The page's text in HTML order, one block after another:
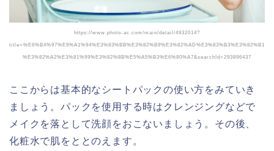
https://www.photo-ac.com/main/detail/4932014?
title=%E6%B4%97%E9%A1%94%E3%83%BB%E3%82%B9%E3%82%AD%E3%83%B3%E3%82%B1
%E3%82%A2%E3%81%99%E3%82%8B%E5%A5%B3%E6%80%A7&searchId=293896437
ここからは基本的なシートパックの使い方をみていき
ましょう。パックを使用する時はクレンジングなどで
メイクを落として洗顔をおこないましょう。その後、
化粧水で肌をととのえます。